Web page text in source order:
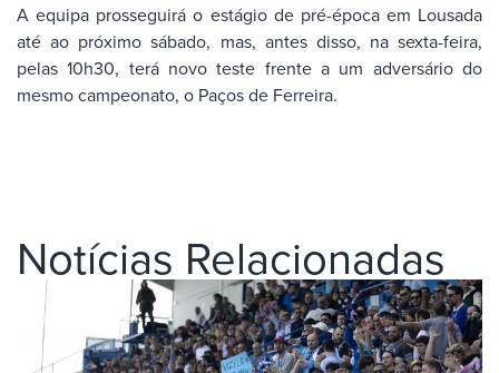
A equipa prosseguirá o estágio de pré-época em Lousada
até ao próximo sábado, mas, antes disso, na sexta-feira,
pelas 10h30, terá novo teste frente a um adversário do
mesmo campeonato, o Paços de Ferreira.
Notícias Relacionadas